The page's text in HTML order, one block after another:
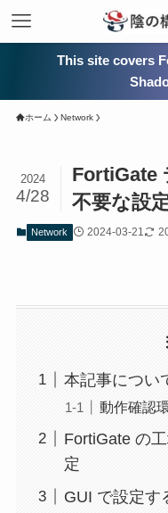
This site covers
ホーム Network
FortiGate
不要な設
2024
4/28
Network 2024-03-21
本記事につい
動作確認
FortiGate の
定
GUI で設定す